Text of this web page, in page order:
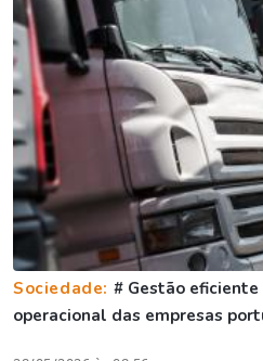
Sociedade: # Gestão
operacional das empresas